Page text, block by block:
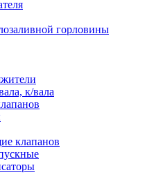
горловины
к/вала
клапанов